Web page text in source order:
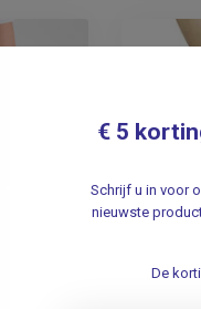
€ 5
Schrijf u in voor
nieuwste
De